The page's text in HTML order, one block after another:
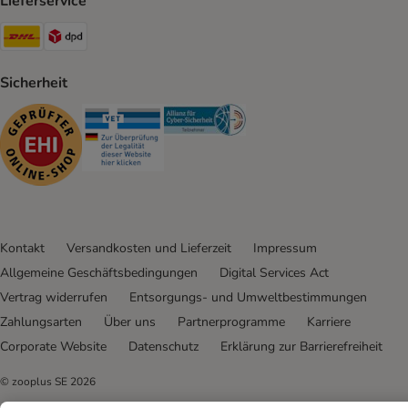
DHL Shipping Method
Sicherheit
Security Security
Kontakt Versandkosten und Lieferzeit
Impressum
Allgemeine Geschäftsbedingungen
Digital Services Act
Vertrag widerrufen
Entsorgungs- und Umweltbestimmungen
Zahlungsarten
Über uns Partnerprogramme
Karriere
Corporate Website
Datenschutz Erklärung zur Barrierefreiheit
© zooplus SE 2026